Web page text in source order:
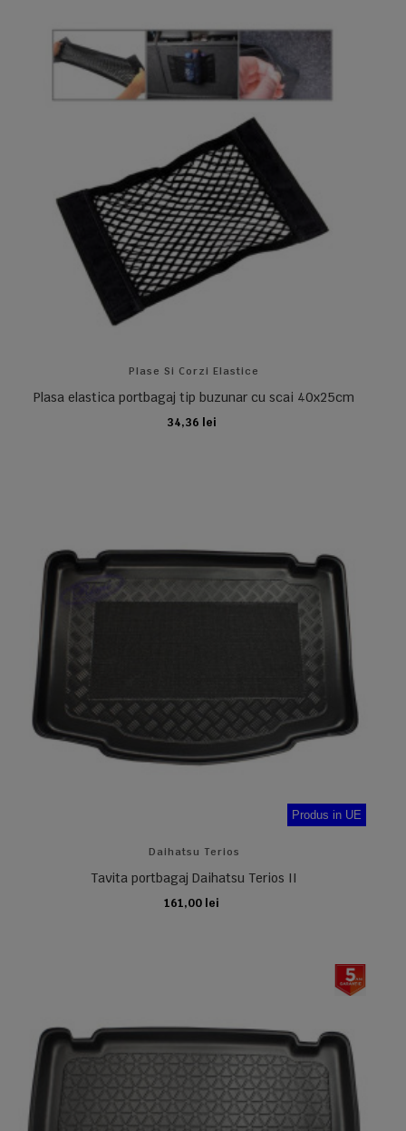
Plase Si Corzi Elastice
Plasa elastica portbagaj tip buzunar cu scai 40x25cm
34,36 lei
ADAUGA IN COS
Produs in UE
Daihatsu Terios
Tavita portbagaj Daihatsu Terios II
161,00 lei
ADAUGA IN COS